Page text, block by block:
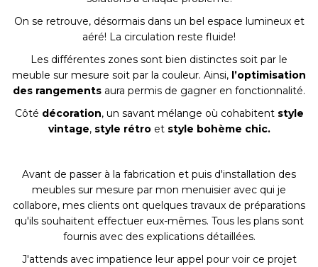
On se retrouve, désormais dans un bel espace lumineux et
aéré! La circulation reste fluide!
Les différentes zones sont bien distinctes soit par le
meuble sur mesure soit par la couleur. Ainsi, l’optimisation
des rangements aura permis de gagner en fonctionnalité.
Côté décoration, un savant mélange où cohabitent style
vintage, style rétro et style bohème chic.
Avant de passer à la fabrication et puis d'installation des
meubles sur mesure par mon menuisier avec qui je
collabore, mes clients ont quelques travaux de préparations
qu'ils souhaitent effectuer eux-mêmes. Tous les plans sont
fournis avec des explications détaillées.
J'attends avec impatience leur appel pour voir ce projet